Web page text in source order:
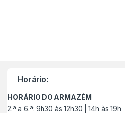
Horário:
HORÁRIO DO ARMAZÉM
2.ª a 6.ª: 9h30 às 12h30 | 14h às 19h